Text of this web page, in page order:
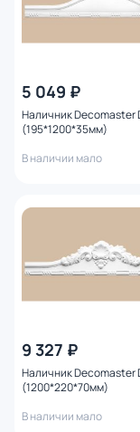
5 049 ₽
Наличник Decomaster
(195*1200*35мм)
В наличии мало
9 327 ₽
Наличник Decomaster
(1200*220*70мм)
В наличии мало